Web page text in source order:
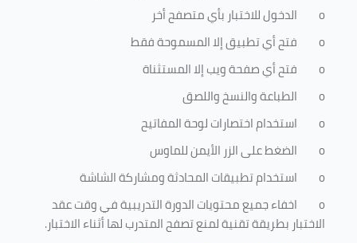
o
الدخول للاختبار بأي متصفح أخر
o
فتح أي تطبيق إلا المسموحة فقط
o
فتح أي صفحة ويب إلا المستثناة
o
الطباعة والنسخ واللصق
o
استخدام اختصارات لوحة المفاتيح
o
الضغط على الزر الأيمن للماوس
o
استخدام تطبيقات المحادثة ومشاركة الشاشة
o
اخفاء جميع محتويات الدورة التدريبية في وقت عقد
الاختبار بطريقة تقنية لمنع تصفح المتدرب لها أثناء الاختبار.